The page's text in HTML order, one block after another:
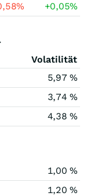
% +0,05%
Volatilität
5,97 %
3,74 %
4,38 %
1,00 %
1,20 %